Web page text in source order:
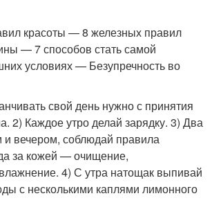
красоты — 8 железных правил
— 7 способов стать самой
условиях — Безупречность во
свой день нужно с принятия
2) Каждое утро делай зарядку. 3) Два
и вечером, соблюдай правила
за кожей — очищение,
4) С утра натощак выпивай
с несколькими каплями лимонного